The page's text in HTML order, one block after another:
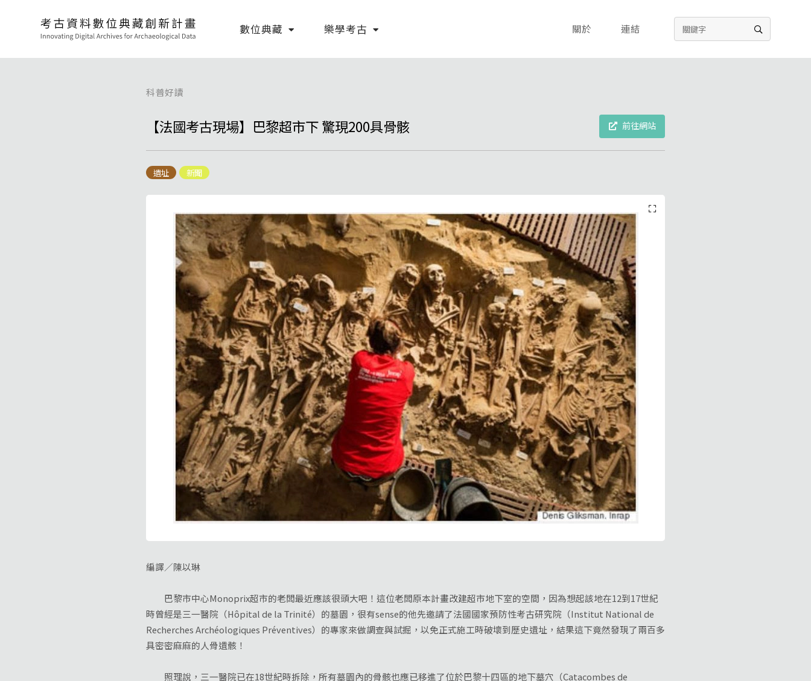
數位典藏 樂學考古 關於 連結
科普好讀
【法國考古現場】巴黎超市下 驚現200具骨骸 前往網站
遺址 新聞
編譯／陳以琳
巴黎市中心Monoprix超市的老闆最近應該很頭大吧！這位老闆原本計畫改建超市地下室的空間，因為想起該地在12到17世紀
時曾經是三一醫院（Hôpital de la Trinité）的墓園，很有sense的他先邀請了法國國家預防性考古研究院（Institut National de
Recherches Archéologiques Préventives）的專家來做調查與試掘，以免正式施工時破壞到歷史遺址，結果這下竟然發現了兩百多
具密密麻麻的人骨遺骸！
照理說，三一醫院已在18世紀時拆除，所有墓園內的骨骸也應已移進了位於巴黎十四區的地下墓穴（Catacombes de